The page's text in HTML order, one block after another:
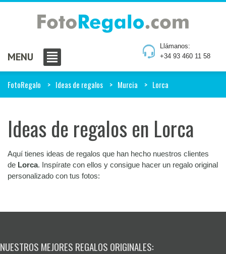
Llámanos:
+34 93 460 11 58
MENU
FotoRegalo Ideas de regalos Murcia Lorca
Ideas de regalos en Lorca
Aquí tienes ideas de regalos que han hecho nuestros clientes
de Lorca. Inspírate con ellos y consigue hacer un regalo original
personalizado con tus fotos:
NUESTROS MEJORES REGALOS ORIGINALES: